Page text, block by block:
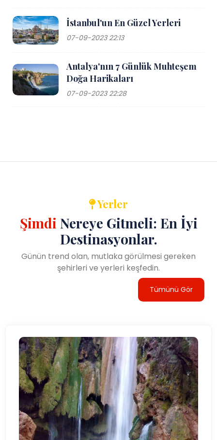
İstanbul'un En Güzel Yerleri
07-09-2023 22:13
Antalya'nın 7 Günlük Muhteşem
Doğa Harikaları
07-09-2023 22:28
Yerler
Şimdi Nereye Gitmeli: En İyi
Destinasyonlar.
Günün trend olan, mutlaka görülmesi gereken
şehirleri ve yerleri keşfedin.
Tümünü Gör